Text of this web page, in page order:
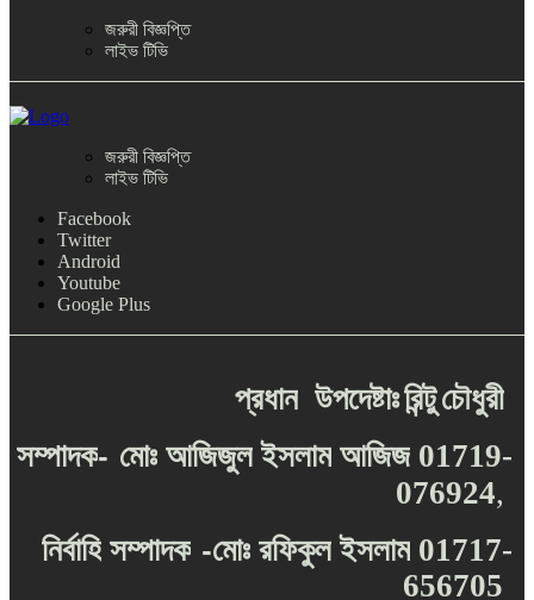
জরুরী বিজ্ঞপ্তি
লাইভ টিভি
জরুরী বিজ্ঞপ্তি
লাইভ টিভি
Facebook
Twitter
Android
Youtube
Google Plus
প্রধান উপদেষ্টাঃরিন্টুচৌধুরী
সম্পাদক- মোঃ আজিজুল ইসলাম আজিজ 01719-
076924,
নির্বাহি সম্পাদক -মোঃ রফিকুল ইসলাম 01717-
656705